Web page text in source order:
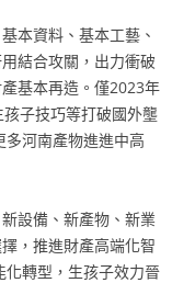
本資料、基本工藝、
結合攻關，出力衝破
基本再造。僅2023年
子技巧等打破國外壟
河南產物進進中高
設備、新產物、新業
，推進財產高端化智
化轉型，生孩子效力晉